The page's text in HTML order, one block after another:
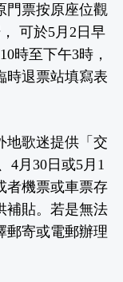
門票按原座位觀
可於5月2日早
時至下午3時，
時退票站填寫表
地歌迷提供「交
4月30日或5月1
者機票或車票存
補貼。若是無法
郵寄或電郵辦理